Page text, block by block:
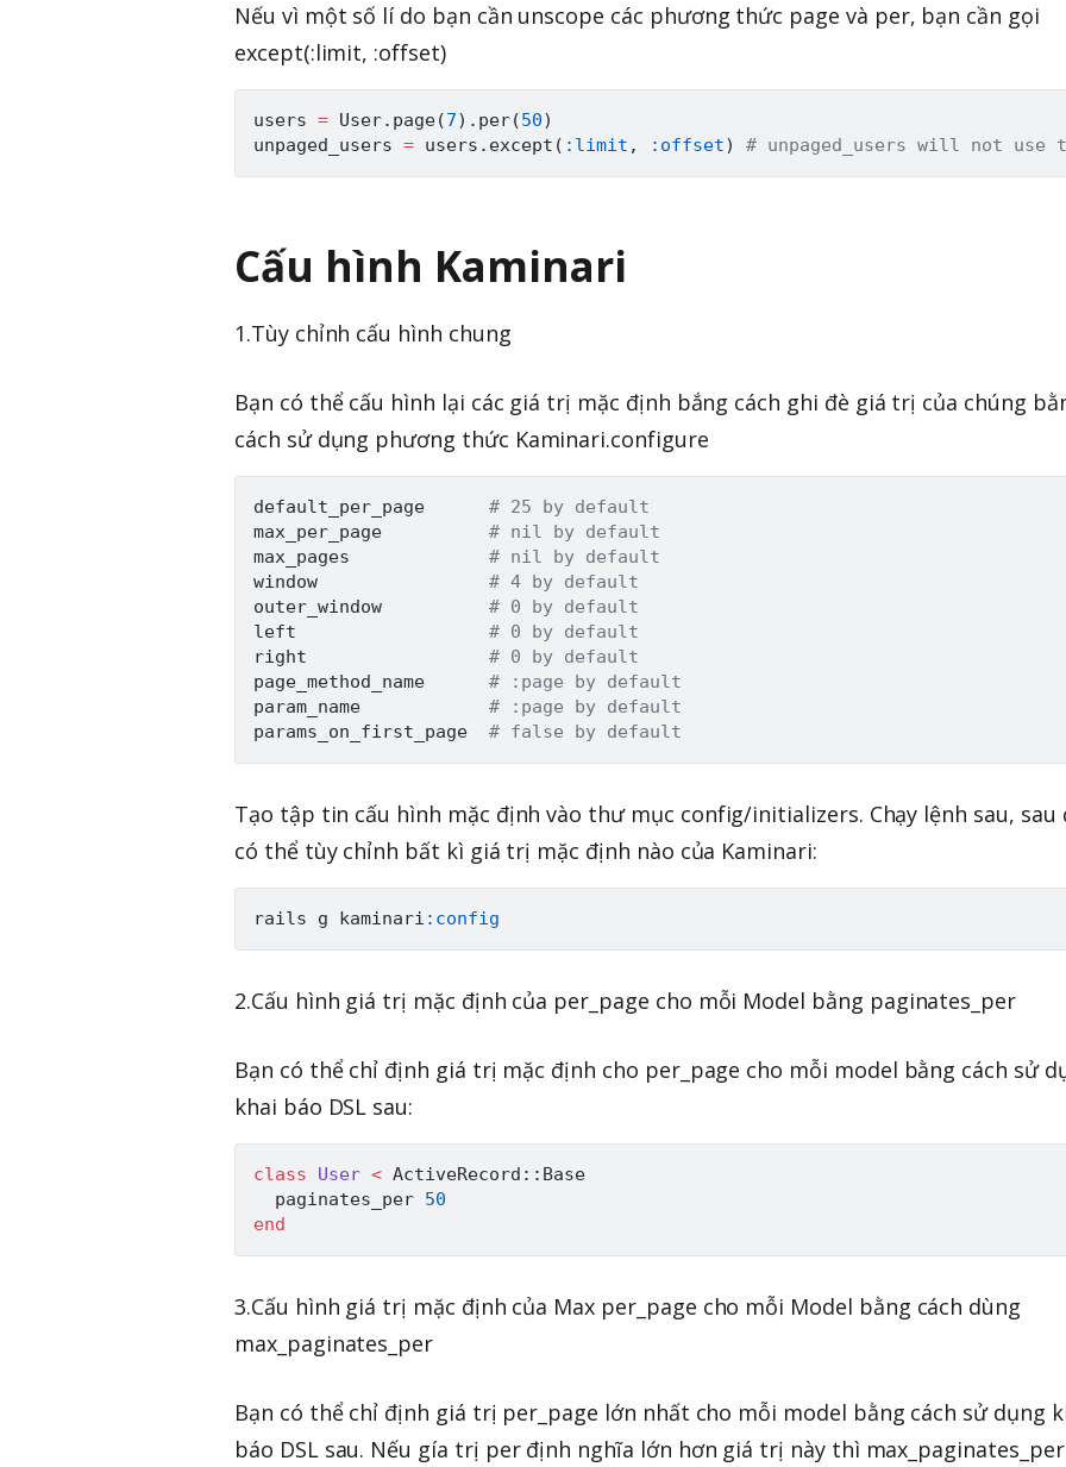
Nếu vì một số lí do bạn cần unscope các phương thức page và per, bạn cần gọi
except(:limit, :offset)
users = User. page(7) . per(50)
unpaged_users = users . except ( :limit , :offset) # unpaged_users will not use
Cấu hình Kaminari
1.Tùy chỉnh cấu hình chung
Bạn có thể cấu hình lại các giá trị mặc định bắng cách ghi đè giá trị của chúng
cách sử dụng phương thức Kaminari.configure
default_per_page # 25 by default
max_per_page # nil by default
max_pages # nil by default
window # 4 by default
outer_window # 0 by default
left # 0 by default
right # 0 by default
page_method_name # :page by default
param_name # :page by default
params_on_first_page # false by default
Tạo tập tin cấu hình mặc định vào thư mục config/initializers. Chạy lệnh sau, sau
có thể tùy chỉnh bất kì giá trị mặc định nào của Kaminari:
rails g kaminari :config
2.Cấu hình giá trị mặc định của per_page cho mỗi Model bằng paginates_per
Bạn có thể chỉ định giá trị mặc định cho per_page cho mỗi model bằng cách sử
khai báo DSL sau:
class User < ActiveRecord : : Base
  paginates_per
50
end
3.Cấu hình giá trị mặc định của Max per_page cho mỗi Model bằng cách dùng
max_paginates_per
Bạn có thể chỉ định giá trị per_page lớn nhất cho mỗi model bằng cách sử dụng
báo DSL sau. Nếu gía trị per định nghĩa lớn hơn giá trị này thì